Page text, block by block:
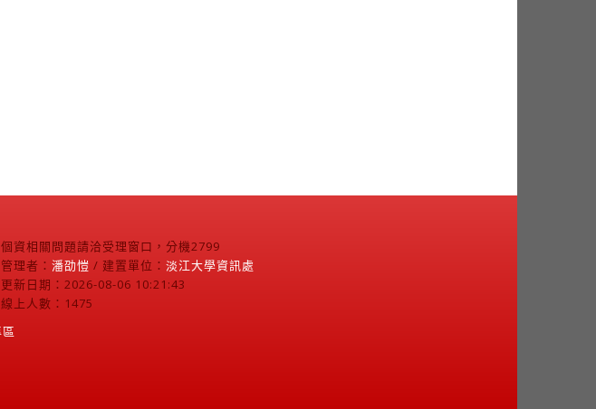
個資相關問題請洽受理窗口，分機2799
管理者： 潘劭愷 / 建置單位： 淡江大學資訊處
更新日期：2026-08-06 10:21:43
線上人數：1475